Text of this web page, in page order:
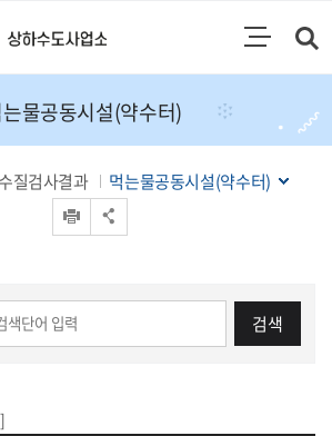
물공동시설(약수터)
수질검사결과 먹는물공동시설(약수터)
검색